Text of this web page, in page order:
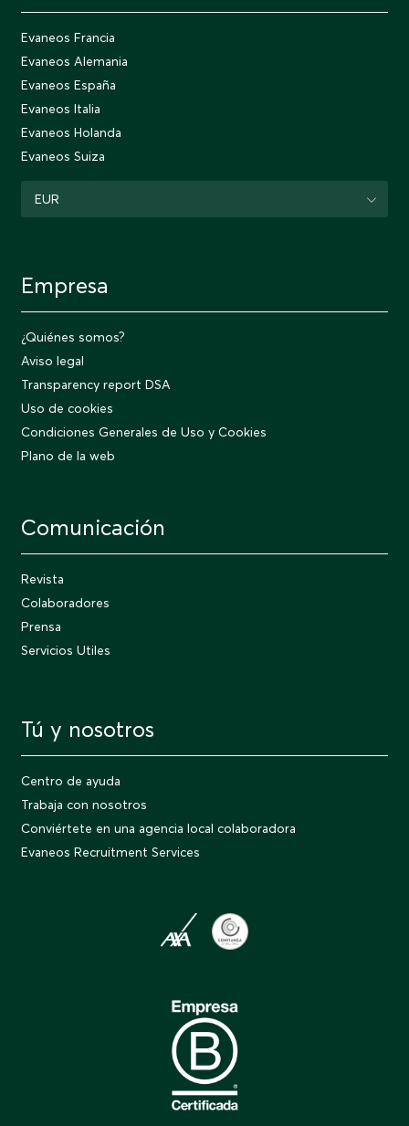
Evaneos Francia
Evaneos Alemania
Evaneos España
Evaneos Italia
Evaneos Holanda
Evaneos Suiza
EUR
Empresa
¿Quiénes somos?
Aviso legal
Transparency report DSA
Uso de cookies
Condiciones Generales de Uso y Cookies
Plano de la web
Comunicación
Revista
Colaboradores
Prensa
Servicios Utiles
Tú y nosotros
Centro de ayuda
Trabaja con nosotros
Conviértete en una agencia local colaboradora
Evaneos Recruitment Services